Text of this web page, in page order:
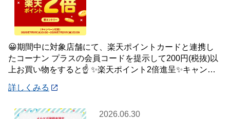
😀期間中に対象店舗にて、楽天ポイントカードと連携し
たコーナン プラスの会員コードを提示して200円(税抜)以
上お買い物をすると☝️ ✨楽天ポイント2倍進呈✨キャンペ
詳しくみる
2026.06.30